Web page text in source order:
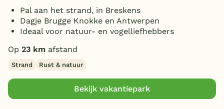
Pal aan het strand, in Breskens
Dagje Brugge Knokke en Antwerpen
Ideaal voor natuur- en vogelliefhebbers
Op 23 km afstand
Strand Rust & natuur
Bekijk vakantiepark